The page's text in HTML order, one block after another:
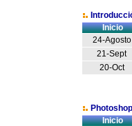
Inicio
24-Agosto
21-Sept
20-Oct
Inicio